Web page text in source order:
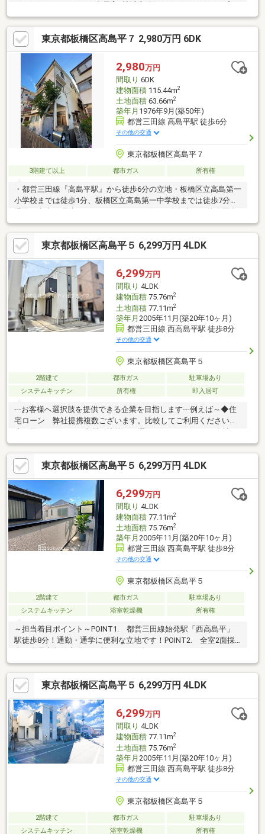
■分譲地のため陽当り・通風良好！■戸建ならではの独立性と開放
感、庭付き！■各居室収納付きで収納豊富！■生活動線に配慮した
使いやすい間取設計！■換気しやすく、洗濯動線の整った2階水回
りプラン！■室内大変丁寧にお使いです！■公園、小学校等も近く
子育て環境良好！・三園小学校…徒歩約9分(700ｍ)・高島第三中学
校…徒歩約15分(1200ｍ)・ローソン 板橋三園一丁目店…徒歩約7分
東京都板橋区高島平７ 2,980万円 6DK
2,980万円
間取り 6DK
建物面積115.44m2
土地面積63.66m2
築年月 1976年9月(築50年)
都営三田線 高島平駅 徒歩6分
その他の交通
東京都板橋区高島平７
3階建て以上 都市ガス 所有権
・都営三田線『高島平駅』から徒歩6分の立地・板橋区立高島第一
小学校までは徒歩1分、板橋区立高島第一中学校までは徒歩7分と
に複数あり、買い物にも困りません！※本物件は接道要件を満た
していない為、再建築不可となります。～周辺住環境～・コープ
みらい ミニコープ高島平店 徒歩4分・まいばすけっと 高島平7丁
目店 徒歩7分・セブン-イレブン 板橋高島平８丁目店 徒歩4
分・ファミリーマート 板橋高島平七丁目店 徒歩5分・ドラッグ
ストアマツモトキヨシ 板橋高島平店 徒歩3分・板橋区立高島第
一小学校 徒歩1分・板橋区立高島第一中学校 徒歩7分
東京都板橋区高島平５ 6,299万円 4LDK
6,299万円
間取り 4LDK
建物面積75.76m2
土地面積77.11m2
築年月 2005年11月(築20年10ヶ月)
都営三田線 西高島平駅 徒歩8分
その他の交通
東京都板橋区高島平５
2階建て 都市ガス
駐車場あり
システムキッチン
所有権 即入居可
---お客様へ選択肢を提供できる企業を目指します---例えば～◆住
宅ローン 弊社提携複数ございます。比較してご利用ください。
特徴ごとにご紹介いたします。※何社ご紹介しても料金はいただ
きません。◆ライフプランシミュレーションの実施が可能です。
※本当に住宅を買って大丈夫か？老後は？子供の進学は？などの
生涯にわたっての資金計画を見える化します。もちろんライフプ
ランナーも選べます。
東京都板橋区高島平５ 6,299万円 4LDK
6,299万円
間取り 4LDK
建物面積77.11m2
土地面積75.76m2
築年月 2005年11月(築20年10ヶ月)
都営三田線 西高島平駅 徒歩8分
その他の交通
東京都板橋区高島平５
2階建て 都市ガス
駐車場あり
システムキッチン
浴室乾燥機 所有権
～担当着目ポイント～POINT1. 都営三田線始発駅「西高島平」
駅徒歩8分！通勤・通学に便利な立地です！POINT2. 全室2面採
りある4LDK！POINT3. バルコニー2箇所、洋室2部屋から出入り
可能なウッドデッキ付きです！
東京都板橋区高島平５ 6,299万円 4LDK
6,299万円
間取り 4LDK
建物面積77.11m2
土地面積75.76m2
築年月 2005年11月(築20年10ヶ月)
都営三田線 西高島平駅 徒歩8分
その他の交通
東京都板橋区高島平５
2階建て 都市ガス
駐車場あり
システムキッチン
浴室乾燥機 所有権